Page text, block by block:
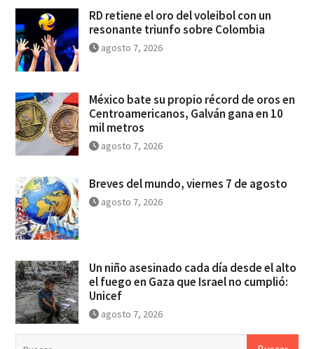
RD retiene el oro del voleibol con un
resonante triunfo sobre Colombia
agosto 7, 2026
México bate su propio récord de oros en
Centroamericanos, Galván gana en 10
mil metros
agosto 7, 2026
Breves del mundo, viernes 7 de agosto
agosto 7, 2026
Un niño asesinado cada día desde el alto
el fuego en Gaza que Israel no cumplió:
Unicef
agosto 7, 2026